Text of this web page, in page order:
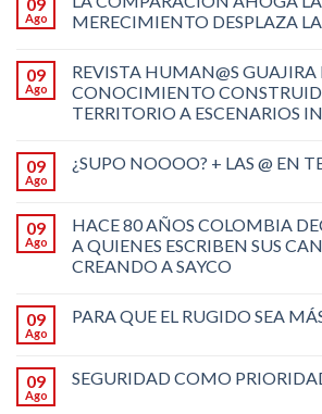
Ago
MERECIMIENTO DESPLAZA
09
Ago
REVISTA HUMAN@S GUAJIRA
CONOCIMIENTO
TERRITORIO A ESCENARIOS
09
Ago
¿SUPO NOOOO? + LAS @ EN
09
Ago
HACE 80 AÑOS COLOMBIA
A QUIENES ESCRIBEN SUS
CREANDO A SAYCO
09
Ago
PARA QUE EL RUGIDO SEA
09
Ago
SEGURIDAD COMO